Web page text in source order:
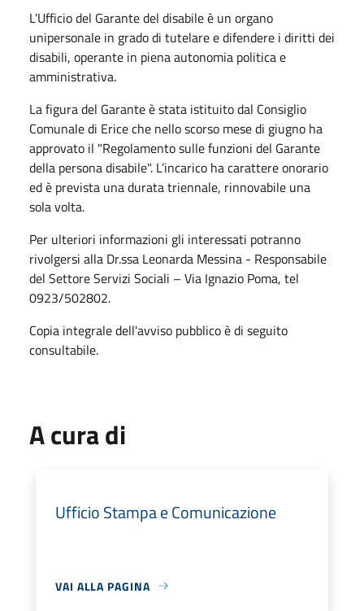
L’Ufficio del Garante del disabile è un organo
unipersonale in grado di tutelare e difendere i diritti dei
disabili, operante in piena autonomia politica e
amministrativa.
La figura del Garante è stata istituito dal Consiglio
Comunale di Erice che nello scorso mese di giugno ha
approvato il "Regolamento sulle funzioni del Garante
della persona disabile". L’incarico ha carattere onorario
ed è prevista una durata triennale, rinnovabile una
sola volta.
Per ulteriori informazioni gli interessati potranno
rivolgersi alla Dr.ssa Leonarda Messina - Responsabile
del Settore Servizi Sociali – Via Ignazio Poma, tel
0923/502802.
Copia integrale dell'avviso pubblico è di seguito
consultabile.
A cura di
Ufficio Stampa e Comunicazione
VAI ALLA PAGINA